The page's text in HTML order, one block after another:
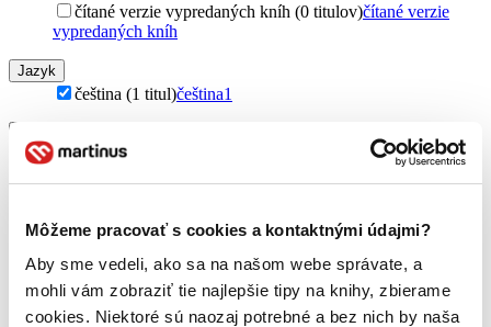
Môžeme pracovať s cookies a kontaktnými údajmi?
Aby sme vedeli, ako sa na našom webe správate, a
mohli vám zobraziť tie najlepšie tipy na knihy, zbierame
cookies. Niektoré sú naozaj potrebné a bez nich by naša
čítané verzie vypredaných kníh (0 titulov)čítané verzie
vypredaných kníh
Jazyk
čeština (1 titul)čeština1
karma (1 titul)
Franesa (1 titul) Franesa1
brožovaná väzba (1 titul) brožovaná väzba1